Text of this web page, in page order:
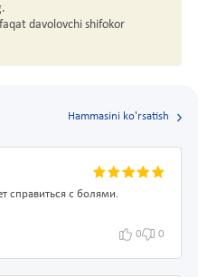
davolovchi shifokor
Hammasini ko'rsatish
справиться с болями.
0 0